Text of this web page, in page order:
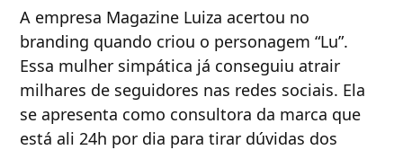
A empresa Magazine Luiza acertou no
branding quando criou o personagem “Lu”.
Essa mulher simpática já conseguiu atrair
milhares de seguidores nas redes sociais. Ela
se apresenta como consultora da marca que
está ali 24h por dia para tirar dúvidas dos